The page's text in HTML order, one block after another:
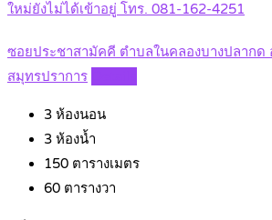
ใหม่ยังไม่ได้เข้าอยู่ โทร. 081-162-4251
ซอยประชาสามัคคี ตำบลในคลองบางปลากด
สมุทรปราการ
3 ห้องนอน
3 ห้องน้ำ
150 ตารางเมตร
60 ตารางวา